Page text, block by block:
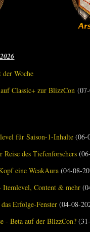
der Woche
Classic+ zur BlizzCon
für Saison-1-Inhalte (06-
Reise des Tiefenforschers
eine WeakAura (04-08-
Itemlevel, Content & mehr
Erfolge-Fenster(04-08-
- Beta auf der BlizzCon?